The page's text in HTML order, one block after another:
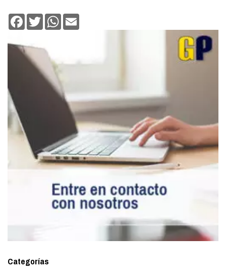
Facebook
TwitterWhatsApp
Categorías